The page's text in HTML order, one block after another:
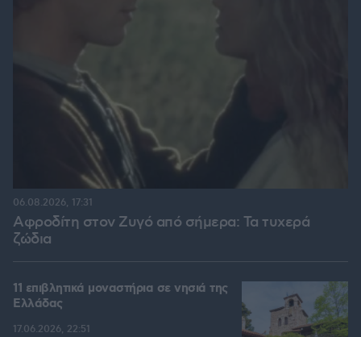
Αφροδίτη στον Ζυγό από σήμερα: Τα τυχερά
ζώδια
06.08.2026, 17:31
11 επιβλητικά μοναστήρια σε νησιά της
Ελλάδας
17.06.2026, 22:51